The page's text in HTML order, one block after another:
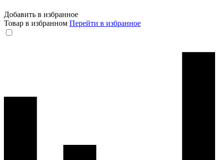
Добавить в избранное
Товар в избранном Перейти в избранное